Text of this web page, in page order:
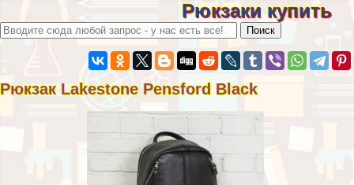
Рюкзаки купить
Рюкзак Lakestone Pensford Black